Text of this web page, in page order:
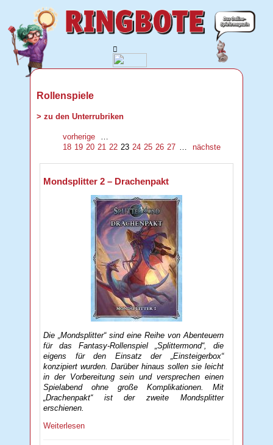
Rollenspiele
> zu den Unterrubriken
vorherige
…
18 19 20 21 22 23 24 25 26 27 … nächste
Mondsplitter 2 – Drachenpakt
Die „Mondsplitter“ sind eine Reihe von Abenteuern
für das Fantasy-Rollenspiel „Splittermond“, die
eigens für den Einsatz der „Einsteigerbox“
konzipiert wurden. Darüber hinaus sollen sie leicht
in der Vorbereitung sein und versprechen einen
Spielabend ohne große Komplikationen. Mit
„Drachenpakt“ ist der zweite Mondsplitter
erschienen.
Weiterlesen